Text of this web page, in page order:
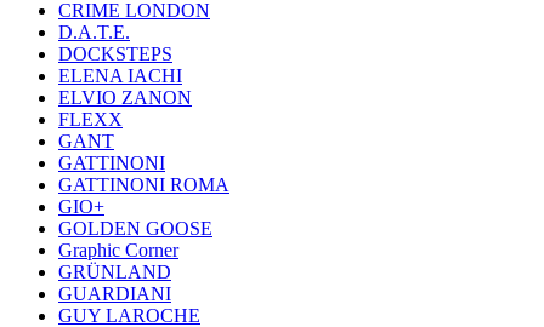
CRIME LONDON
D.A.T.E.
DOCKSTEPS
ELENA IACHI
ELVIO ZANON
FLEXX
GANT
GATTINONI
GATTINONI ROMA
GIO+
GOLDEN GOOSE
Graphic Corner
GRÜNLAND
GUARDIANI
GUY LAROCHE